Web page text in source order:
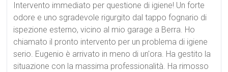
Intervento immediato per questione di igiene! Un forte
odore e uno sgradevole rigurgito dal tappo fognario di
ispezione esterno, vicino al mio garage a Berra. Ho
chiamato il pronto intervento per un problema di igiene
serio. Eugenio è arrivato in meno di un'ora. Ha gestito la
situazione con la massima professionalità. Ha rimosso